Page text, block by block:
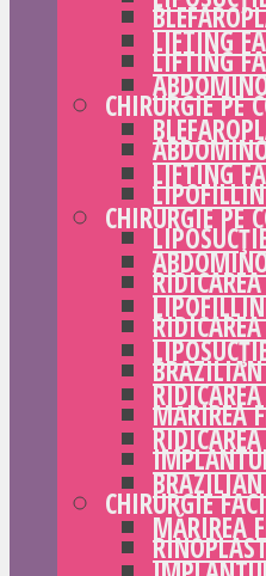
LIFTING
CHIRURGIE PE
RIDICAREA
MĂRIREA
CHIRURGIE
LIFTING
LIFTING
CHIRURGIE PE
RIDICAREA
MĂRIREA